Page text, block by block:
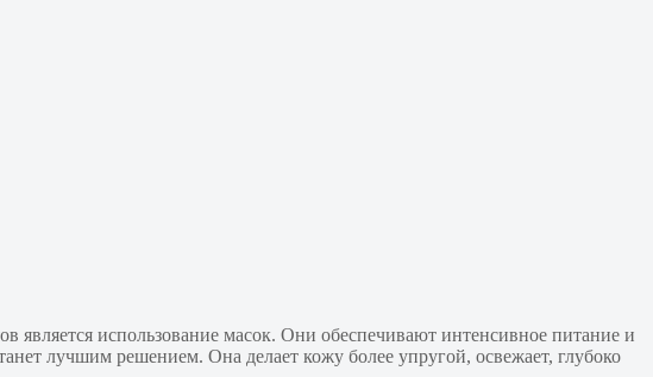
является использование масок. Они обеспечивают интенсивное питание и
лучшим решением. Она делает кожу более упругой, освежает, глубоко